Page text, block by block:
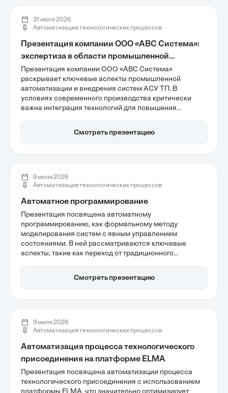
31 июля 2026
Автоматизация технологических процессов
Презентация компании ООО «АВС Система»:
экспертиза в области промышленной
автоматизации и АСУ ТП
Презентация компании ООО «АВС Система»
раскрывает ключевые аспекты промышленной
автоматизации и внедрения систем АСУ ТП. В
условиях современного производства критически
важна интеграция технологий для повышения
подход к автоматизации позволяет сократить затраты
и повысить маржинальность бизнеса, что особенно
Смотреть презентацию
9 июля 2026
Автоматизация технологических процессов
Автоматное программирование
Презентация посвящена автоматному
программированию, как формальному методу
моделирования систем с явным управлением
состояниями. В ней рассматриваются ключевые
аспекты, такие как переход от традиционного
структурированному описанию состояний и событий, а
также значимость матрицы переходов для контроля
Смотреть презентацию
9 июля 2026
Автоматизация технологических процессов
Автоматизация процесса технологического
присоединения на платформе ELMA
Презентация посвящена автоматизации процесса
технологического присоединения с использованием